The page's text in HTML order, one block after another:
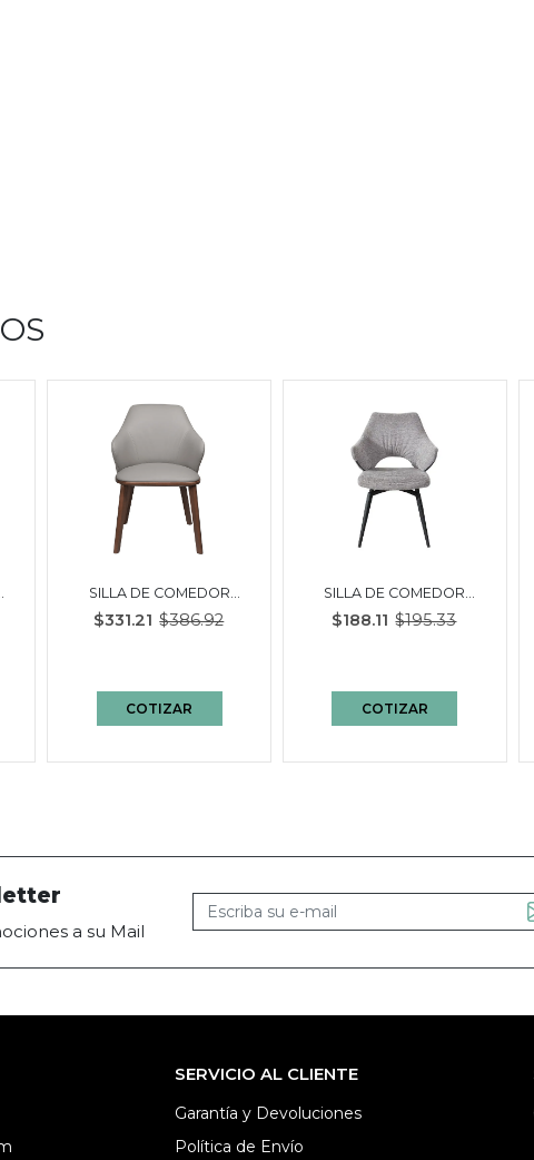
SILLA DE COMEDOR
TALUM | GRIS
$331.21 $386.92
COTIZAR
SILLA DE COMEDOR
ASIUT | GRIS - NEGRO
$188.11 $195.33
COTIZAR
a su Mail
SERVICIO AL CLIENTE
Garantía y Devoluciones
Política de Envío